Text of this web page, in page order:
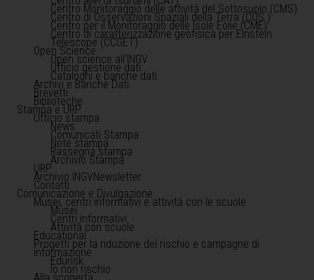
Centro Monitoraggio delle attività del Sottosuolo (CMS)
Centro di Osservazioni Spaziali della Terra (COS )
Centro per il Monitoraggio delle Isole Eolie (CME)
Centro di caratterizzazione geofisica per Einstein
Telescope (CCGET)
Open Science
Open science all'INGV
Ufficio gestione dati
Cataloghi e banche dati
Archivi e Banche Dati
Brevetti
Biblioteche
Stampa e URP
Ufficio stampa
News
Comunicati Stampa
Note stampa
Rassegna stampa
Archivio Stampa
URP
Archivio INGVNewsletter
Contatti
Comunicazione e Divulgazione
Musei, centri informativi e attività con le scuole
Musei
Centri informativi
Attività con scuole
Educational
Progetti per la riduzione del rischio e campagne di
informazione
Edurisk
Io non rischio
Alla scoperta